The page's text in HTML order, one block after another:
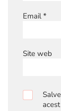
Email*
Site web